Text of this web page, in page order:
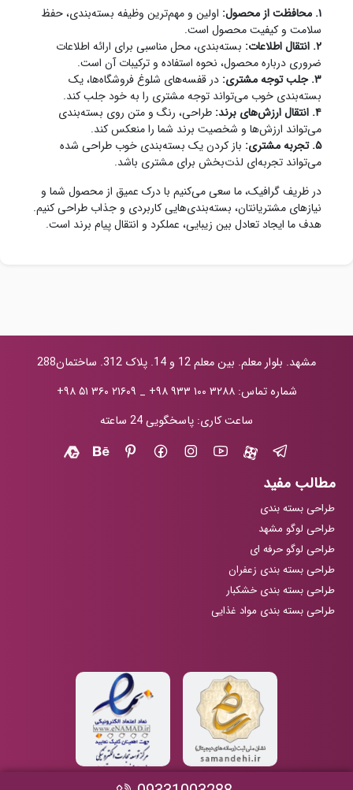
۱. محافظت از محصول:
اولین و مهم‌ترین وظیفه بسته‌بندی، حفظ
سلامت و کیفیت محصول است.
۲. انتقال اطلاعات:
بسته‌بندی، محل مناسبی برای ارائه اطلاعات
ضروری درباره محصول، نحوه استفاده و ترکیبات آن است.
۳. جلب توجه مشتری:
در قفسه‌های شلوغ فروشگاه‌ها، یک
بسته‌بندی خوب می‌تواند توجه مشتری را به خود جلب کند.
۴. انتقال ارزش‌های برند:
طراحی، رنگ و متن روی بسته‌بندی
می‌تواند ارزش‌ها و شخصیت برند شما را منعکس کند.
۵. تجربه مشتری:
باز کردن یک بسته‌بندی خوب طراحی شده
می‌تواند تجربه‌ای لذت‌بخش برای مشتری باشد.
در ظریف گرافیک، ما سعی می‌کنیم با درک عمیق از محصول شما و
نیازهای مشتریانتان، بسته‌بندی‌هایی کاربردی و جذاب طراحی کنیم.
هدف ما ایجاد تعادل بین زیبایی، عملکرد و انتقال پیام برند است.
مشهد. بلوار معلم. بین معلم 12 و 14. پلاک 312. ساختمان288
شماره تماس:+۹۸ ۹۳۳ ۱۰۰ ۳۲۸۸ _ +۹۸ ۵۱ ۳۶۰ ۲۱۶۰۹
ساعت کاری: پاسخگویی 24 ساعته
مطالب مفید
طراحی بسته بندی
طراحی لوگو مشهد
طراحی لوگو حرفه ای
طراحی بسته بندی زعفران
طراحی بسته بندی خشکبار
طراحی بسته بندی مواد غذایی